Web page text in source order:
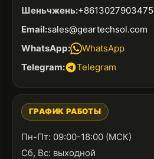
Шеньчжень:+8613027903475
Email:sales@geartechsol.com
WhatsApp:
WhatsApp
Telegram:
Telegram
ГРАФИК РАБОТЫ
Пн-Пт: 09:00-18:00 (МСК)
Сб, Вс: выходной